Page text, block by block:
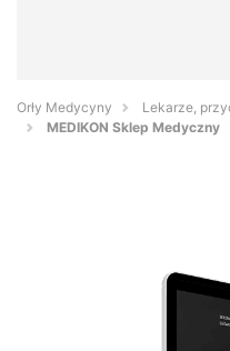
Orły Medycyny
Lekarze,
MEDIKON Sklep Medyczny